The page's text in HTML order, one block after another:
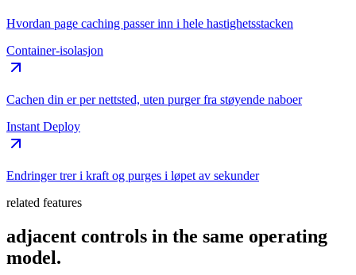
Hvordan page caching passer inn i hele hastighetsstacken
Container-isolasjon
Cachen din er per nettsted, uten purger fra støyende naboer
Instant Deploy
Endringer trer i kraft og purges i løpet av sekunder
related features
adjacent controls in the same operating
model.